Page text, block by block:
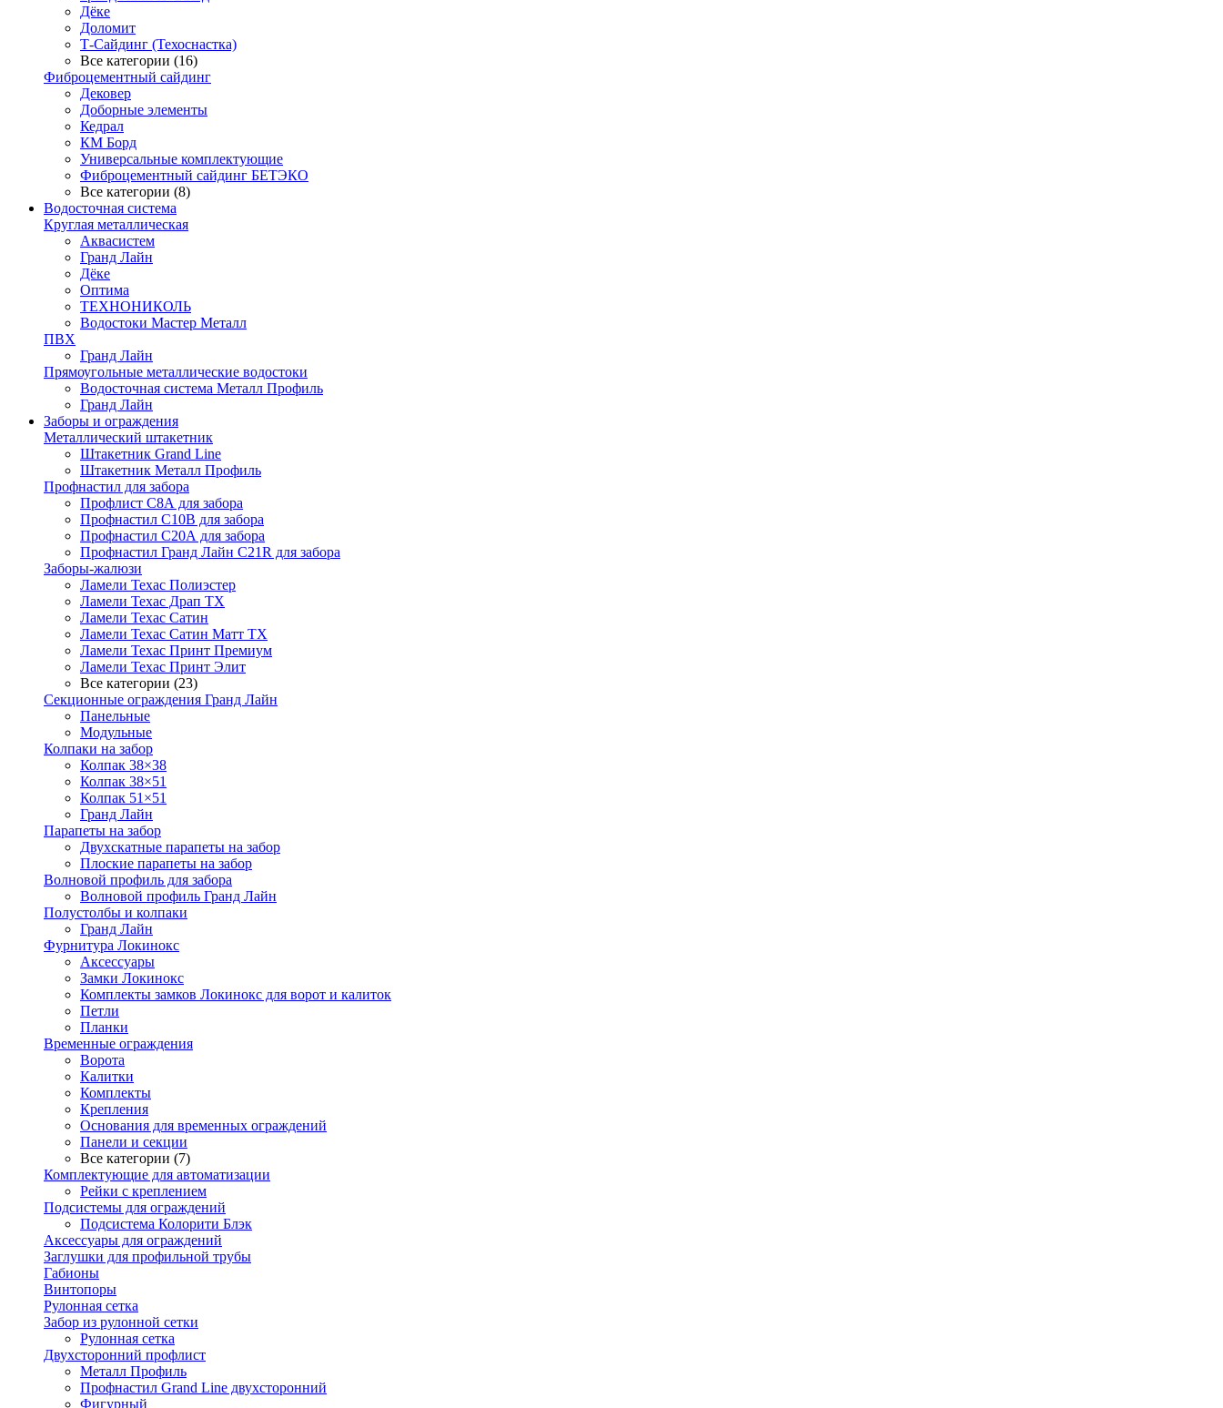
Дёке
Доломит
Т-Сайдинг (Техоснастка)
Все категории (16)
Фиброцементный сайдинг
Дековер
Доборные элементы
Кедрал
КМ Борд
Универсальные комплектующие
Фиброцементный сайдинг БЕТЭКО
Все категории (8)
Водосточная система
Круглая металлическая
Аквасистем
Гранд Лайн
Дёке
Оптима
ТЕХНОНИКОЛЬ
Водостоки Мастер Металл
ПВХ
Гранд Лайн
Прямоугольные металлические водостоки
Водосточная система Металл Профиль
Гранд Лайн
Заборы и ограждения
Металлический штакетник
Штакетник Grand Line
Штакетник Металл Профиль
Профнастил для забора
Профлист С8А для забора
Профнастил С10В для забора
Профнастил С20А для забора
Профнастил Гранд Лайн С21R для забора
Заборы-жалюзи
Ламели Техас Полиэстер
Ламели Техас Драп ТХ
Ламели Техас Сатин
Ламели Техас Сатин Матт ТХ
Ламели Техас Принт Премиум
Ламели Техас Принт Элит
Все категории (23)
Секционные ограждения Гранд Лайн
Панельные
Модульные
Колпаки на забор
Колпак 38×38
Колпак 38×51
Колпак 51×51
Гранд Лайн
Парапеты на забор
Двухскатные парапеты на забор
Плоские парапеты на забор
Волновой профиль для забора
Волновой профиль Гранд Лайн
Полустолбы и колпаки
Гранд Лайн
Фурнитура Локинокс
Аксессуары
Замки Локинокс
Комплекты замков Локинокс для ворот и калиток
Петли
Планки
Временные ограждения
Ворота
Калитки
Комплекты
Крепления
Основания для временных ограждений
Панели и секции
Все категории (7)
Комплектующие для автоматизации
Рейки с креплением
Подсистемы для ограждений
Подсистема Колорити Блэк
Аксессуары для ограждений
Заглушки для профильной трубы
Габионы
Винтопоры
Рулонная сетка
Забор из рулонной сетки
Рулонная сетка
Двухсторонний профлист
Металл Профиль
Профнастил Grand Line двухсторонний
Фигурный